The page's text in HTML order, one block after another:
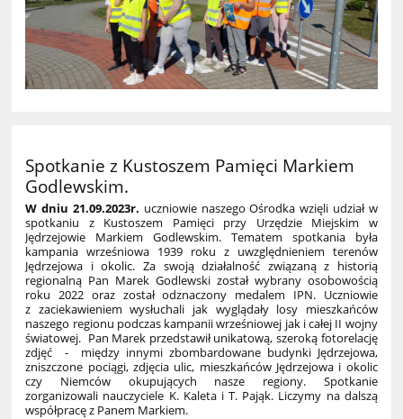
Spotkanie z Kustoszem Pamięci Markiem
Godlewskim.
W dniu 21.09.2023r. uczniowie naszego Ośrodka wzięli udział w
spotkaniu z Kustoszem Pamięci przy Urzędzie Miejskim w
Jędrzejowie Markiem Godlewskim. Tematem spotkania była
kampania wrześniowa 1939 roku z uwzględnieniem terenów
Jędrzejowa i okolic. Za swoją działalność związaną z historią
regionalną Pan Marek Godlewski został wybrany osobowością
roku 2022 oraz został odznaczony medalem IPN. Uczniowie
z zaciekawieniem wysłuchali jak wyglądały losy mieszkańców
naszego regionu podczas kampanii wrześniowej jak i całej II wojny
światowej. Pan Marek przedstawił unikatową, szeroką fotorelację
zdjęć - między innymi zbombardowane budynki Jędrzejowa,
zniszczone pociągi, zdjęcia ulic, mieszkańców Jędrzejowa i okolic
czy Niemców okupujących nasze regiony. Spotkanie
zorganizowali nauczyciele K. Kaleta i T. Pająk. Liczymy na dalszą
współpracę z Panem Markiem.